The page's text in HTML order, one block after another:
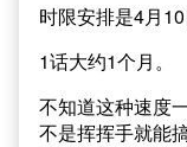
时限安排是4月
1话大约1个月。
不知道这种速度
不是挥挥手就能搞